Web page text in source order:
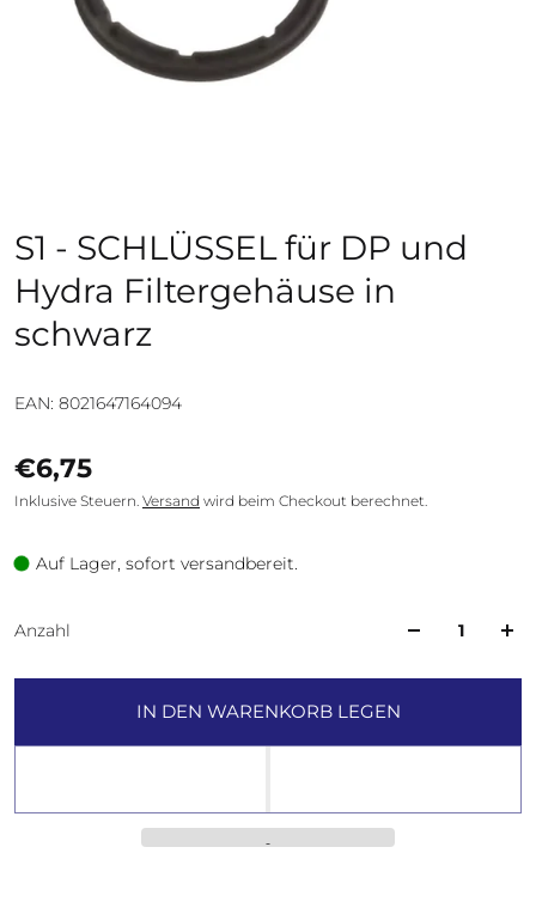
S1 - SCHLÜSSEL für DP und
Hydra Filtergehäuse in
schwarz
EAN: 8021647164094
€6,75
Inklusive Steuern. Versand wird beim Checkout berechnet.
Auf Lager, sofort versandbereit.
Anzahl
IN DEN WARENKORB LEGEN